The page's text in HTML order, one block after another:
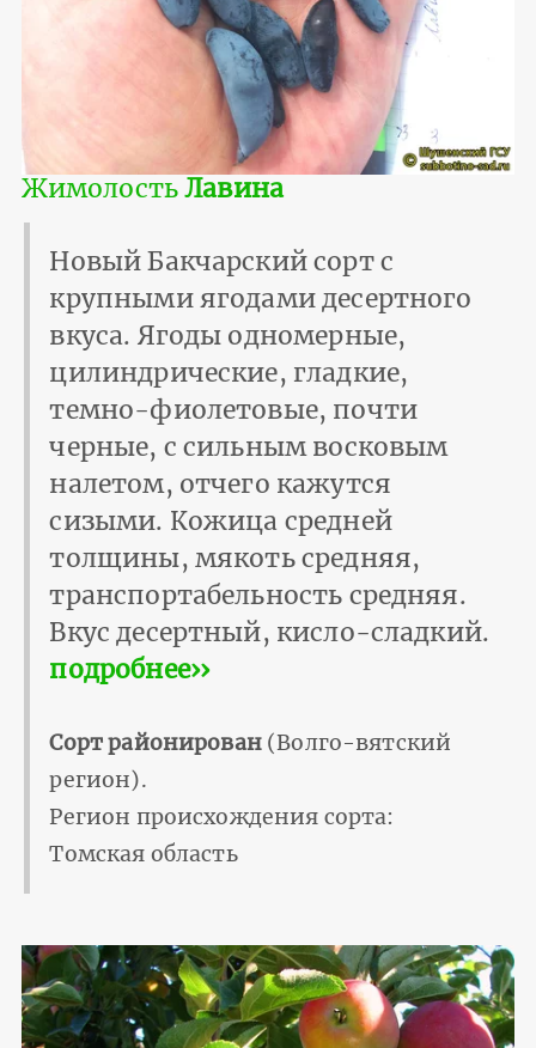
ЖимолостьЛавина
Новый Бакчарский сорт с
крупными ягодами десертного
вкуса. Ягоды одномерные,
цилиндрические, гладкие,
темно-фиолетовые, почти
черные, с сильным восковым
налетом, отчего кажутся
сизыми. Кожица средней
толщины, мякоть средняя,
транспортабельность средняя.
Вкус десертный, кисло-сладкий.
подробнее››
Сорт районирован(Волго-вятский
регион).
Регион происхождения сорта:
Томская область